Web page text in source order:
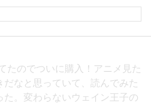
たのでついに購入！アニメ見た
だなと思っていて、読んでみた
た。変わらないウェイン王子の